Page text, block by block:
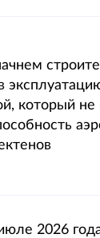
который
2026